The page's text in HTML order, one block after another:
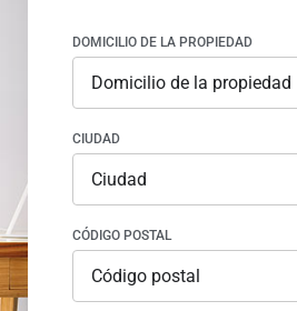
DOMICILIO DE LA PROPIEDAD
CIUDAD
CÓDIGO POSTAL